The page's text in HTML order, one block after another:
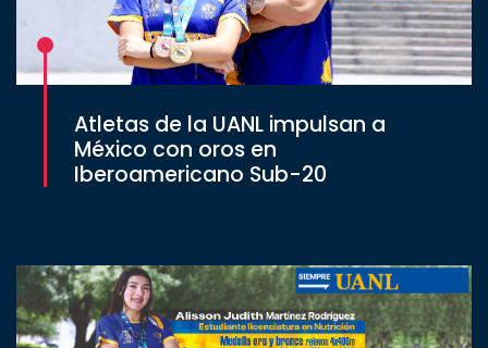
Atletas de la UANL impulsan a
México con oros en
Iberoamericano Sub-20